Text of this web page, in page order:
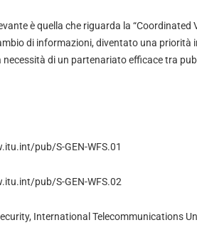
è quella che riguarda la “Coordinated
di informazioni, diventato una priorità
di un partenariato efficace tra
pub/S-GEN-WFS.01
pub/S-GEN-WFS.02
International Telecommunications